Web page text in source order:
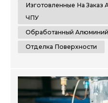
клиентов, которые ищут
оптимизированных
Изготовленные На
ЧПУ
Обработанный Алюминий
Отделка Поверхности